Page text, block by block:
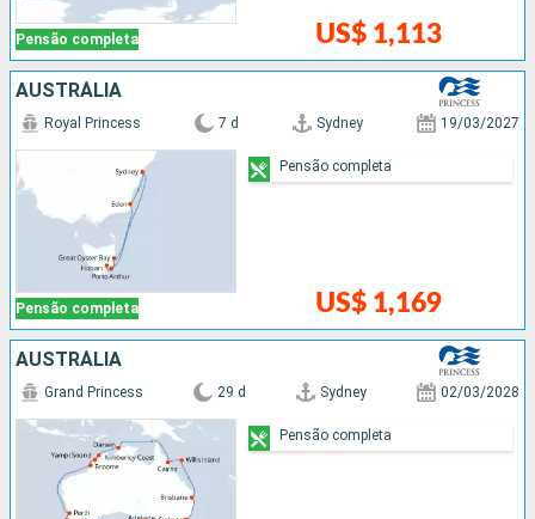
Pensão completa US$ 1,113
AUSTRÁLIA
Pensão completa
Royal Princess 7 d Sydney 19/03/2027
US$ 1,169
Pensão completa
AUSTRÁLIA
Grand Princess 29 d Sydney 02/03/2028
Pensão completa